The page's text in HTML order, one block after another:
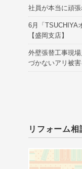
社員が本当に頑
6月「TSUCHIYA
【盛岡支店】
外壁張替工事現
づかないアリ被害
リフォーム